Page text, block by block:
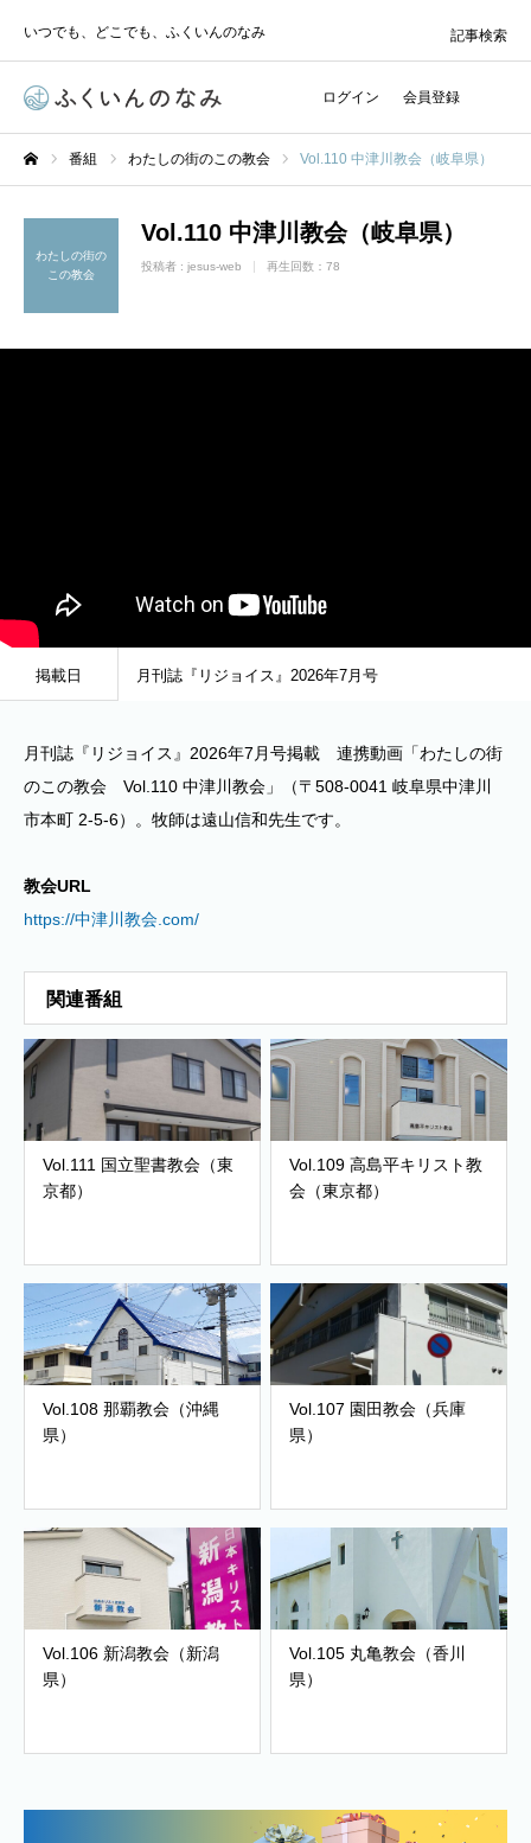
いつでも、どこでも、ふくいんのなみ
ログイン 会員登録
記事検索
番組 わたしの街のこの教会 Vol.110 中津川教会（岐阜県）
わたしの街の
この教会
Vol.110 中津川教会（岐阜県）
投稿者 : jesus-web 再生回数：78
掲載日 月刊誌『リジョイス』2026年7月号
月刊誌『リジョイス』2026年7月号掲載 連携動画「わたしの街
のこの教会 Vol.110 中津川教会」（〒508-0041 岐阜県中津川
市本町 2-5-6）。牧師は遠山信和先生です。
教会URL
https://中津川教会.com/
関連番組
Vol.111 国立聖書教会（東
京都）
Vol.109 高島平キリスト教
会（東京都）
Vol.108 那覇教会（沖縄
県）
Vol.107 園田教会（兵庫
県）
Vol.106 新潟教会（新潟
県）
Vol.105 丸亀教会（香川
県）